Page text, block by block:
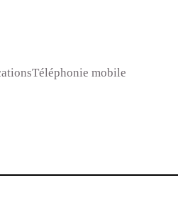
mobile